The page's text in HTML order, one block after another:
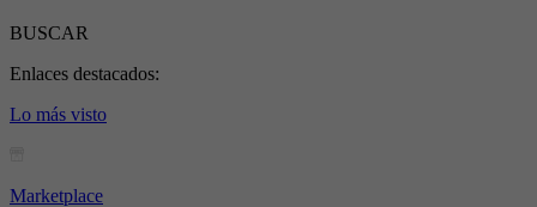
BUSCAR
Enlaces destacados:
Lo más visto
Marketplace